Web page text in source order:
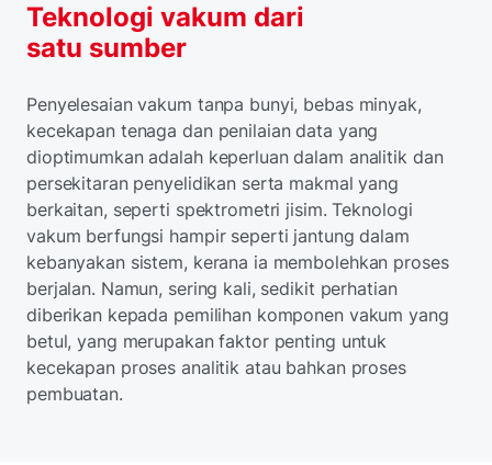
Teknologi vakum dari
satu sumber
Penyelesaian vakum tanpa bunyi, bebas minyak,
kecekapan tenaga dan penilaian data yang
dioptimumkan adalah keperluan dalam analitik dan
persekitaran penyelidikan serta makmal yang
berkaitan, seperti spektrometri jisim. Teknologi
vakum berfungsi hampir seperti jantung dalam
kebanyakan sistem, kerana ia membolehkan proses
berjalan. Namun, sering kali, sedikit perhatian
diberikan kepada pemilihan komponen vakum yang
betul, yang merupakan faktor penting untuk
kecekapan proses analitik atau bahkan proses
pembuatan.